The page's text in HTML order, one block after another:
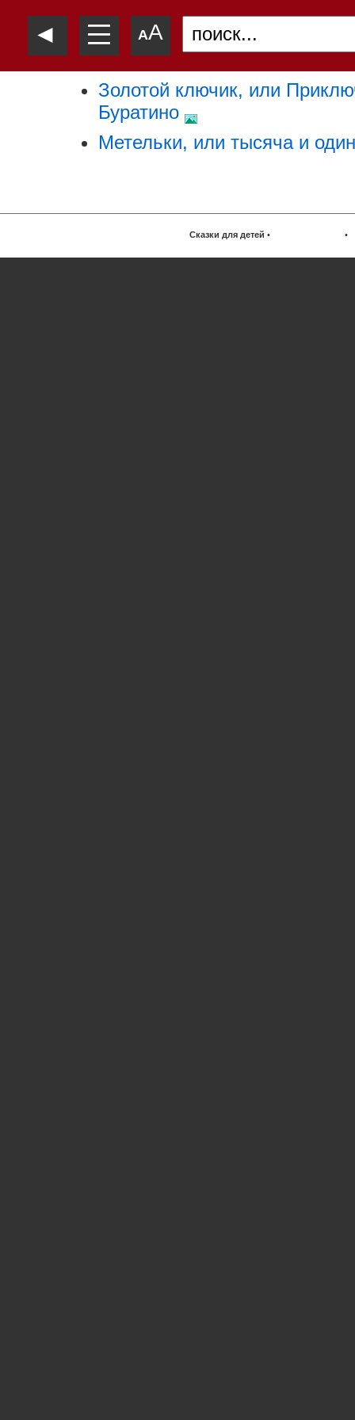
◄ —
—
— AA
Золотой ключик, или
Буратино
Метельки, или тысяча и
Сказки для детей • •